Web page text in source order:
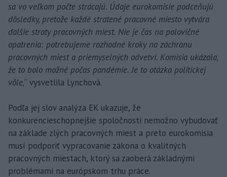
sa vo veľkom počte strácajú. Údaje eurokomisie podceňujú
dôsledky, pretože každé stratené pracovné miesto vytvára
ďalšie straty pracovných miest. Nie je čas na polovičné
opatrenia: potrebujeme rozhodné kroky na záchranu
pracovných miest a priemyselných odvetví. Komisia ukázala,
že to bolo možné počas pandémie. Je to otázka politickej
vôle,“ vysvetlila Lynchová.
Podľa jej slov analýza EK ukazuje, že
konkurencieschopnejšie spoločnosti nemožno vybudovať
na základe zlých pracovných miest a preto eurokomisia
musí podporiť vypracovanie zákona o kvalitných
pracovných miestach, ktorý sa zaoberá základnými
problémami na európskom trhu práce.